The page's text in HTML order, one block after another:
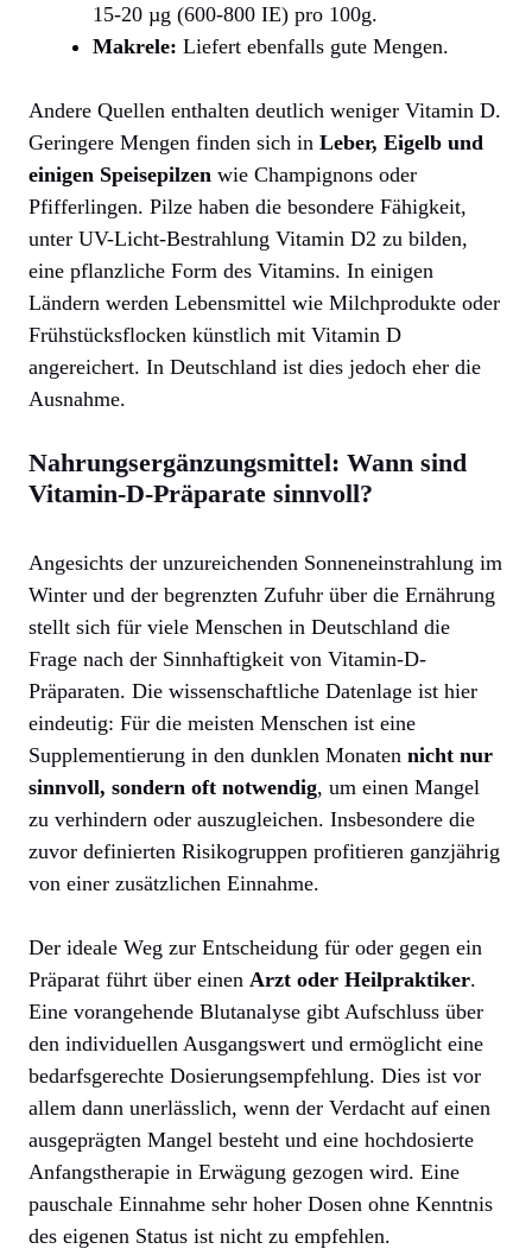
15-20 µg (600-800 IE) pro 100g.
Makrele: Liefert ebenfalls gute Mengen.
Andere Quellen enthalten deutlich weniger Vitamin D.
Geringere Mengen finden sich in Leber, Eigelb und
einigen Speisepilzen wie Champignons oder
Pfifferlingen. Pilze haben die besondere Fähigkeit,
unter UV-Licht-Bestrahlung Vitamin D2 zu bilden,
eine pflanzliche Form des Vitamins. In einigen
Ländern werden Lebensmittel wie Milchprodukte oder
Frühstücksflocken künstlich mit Vitamin D
angereichert. In Deutschland ist dies jedoch eher die
Ausnahme.
Nahrungsergänzungsmittel: Wann sind
Vitamin-D-Präparate sinnvoll?
Angesichts der unzureichenden Sonneneinstrahlung im
Winter und der begrenzten Zufuhr über die Ernährung
stellt sich für viele Menschen in Deutschland die
Frage nach der Sinnhaftigkeit von Vitamin-D-
Präparaten. Die wissenschaftliche Datenlage ist hier
eindeutig: Für die meisten Menschen ist eine
Supplementierung in den dunklen Monaten nicht nur
sinnvoll, sondern oft notwendig, um einen Mangel
zu verhindern oder auszugleichen. Insbesondere die
zuvor definierten Risikogruppen profitieren ganzjährig
von einer zusätzlichen Einnahme.
Der ideale Weg zur Entscheidung für oder gegen ein
Präparat führt über einen Arzt oder Heilpraktiker.
Eine vorangehende Blutanalyse gibt Aufschluss über
den individuellen Ausgangswert und ermöglicht eine
bedarfsgerechte Dosierungsempfehlung. Dies ist vor
allem dann unerlässlich, wenn der Verdacht auf einen
ausgeprägten Mangel besteht und eine hochdosierte
Anfangstherapie in Erwägung gezogen wird. Eine
pauschale Einnahme sehr hoher Dosen ohne Kenntnis
des eigenen Status ist nicht zu empfehlen.